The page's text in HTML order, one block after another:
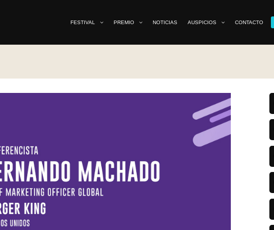
FESTIVAL PREMIO NOTICIAS AUSPICIOS CONTACTO